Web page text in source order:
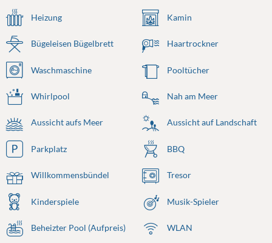
Heizung Kamin
Bügeleisen Bügelbrett Haartrockner
Waschmaschine Pooltücher
Whirlpool Nah am Meer
Aussicht aufs Meer Aussicht auf Landschaft
Parkplatz BBQ
Willkommensbündel Tresor
Kinderspiele Musik-Spieler
Beheizter Pool (Aufpreis) WLAN